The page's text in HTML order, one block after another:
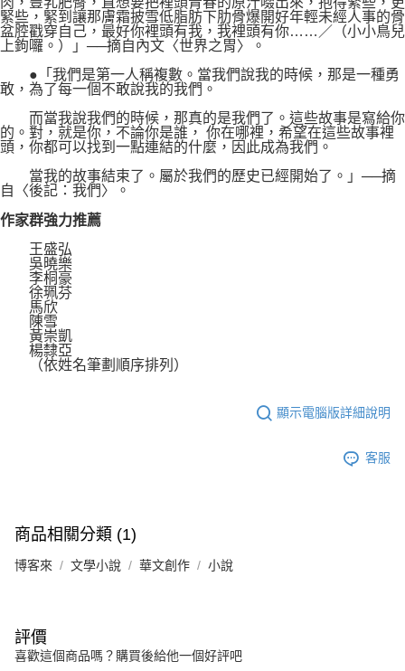
緊些，緊到讓那膚霜披雪低脂肪下肋骨爆開好年輕未經人事的骨
盆腔戳穿自己，最好你裡頭有我，我裡頭有你……／（小小鳥兒
上鉤囉。）」──摘自內文〈世界之胃〉。
●「我們是第一人稱複數。當我們說我的時候，那是一種勇
敢，為了每一個不敢說我的我們。
而當我說我們的時候，那真的是我們了。這些故事是寫給你
的。對，就是你，不論你是誰， 你在哪裡，希望在這些故事裡
頭，你都可以找到一點連結的什麼，因此成為我們。
當我的故事結束了。屬於我們的歷史已經開始了。」──摘
自〈後記：我們〉。
作家群強力推薦
王盛弘
吳曉樂
李桐豪
徐珮芬
馬欣
陳雪
黃崇凱
楊隸亞
（依姓名筆劃順序排列）
顯示電腦版詳細說明
客服
商品相關分類 (1)
博客來 文學小說 華文創作 小說
評價
喜歡這個商品嗎？購買後給他一個好評吧